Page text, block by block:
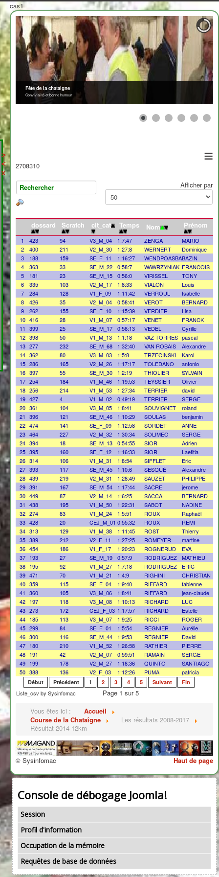
cas1
Fête de la chataigne
Convivialité et bonne humeur
≡
2708310
Afficher par
dossard Scratch clt_cat Temps Nom Prénom
1 423 94 V3_M_04 1:7:47 ZENGA
MARIO
2
400 211 V2_M_30 1:27:8 WERNERT
Dominique
3
188 159 SE_F_11 1:16:27 WENDPOASBABAZIN
4
363 33 SE_M_22 0:58:7 WAWRZYNIAK FRANCOIS
5
181 23 SE_M_15 0:56:0 VIRISSEL
TONY
6
335 103 V2_M_17 1:8:33 VIALON
Louis
7
284 128 V1_F_09 1:11:42 VERROUL
Isabelle
8
426 35 V2_M_04 0:58:41 VEROT
BERNARD
9
262 155 SE_F_10 1:15:39 VERDIER
Lisa
10 416 28 V1_M_07 0:57:17 VENET
FRANCK
11
399 25 SE_M_17 0:56:13 VEDEL
Cyrille
12 398 50 V1_M_13 1:1:18 VAZ TORRES pascal
13 277 232 SE_M_68 1:32:40 VAN ROBAIS
Alexandre
14 362 80 V3_M_03 1:5:8 TRZECINSKI
Karol
15 286 165 V2_M_26 1:17:17 TOLEDANO
antonio
16 397 55 SE_M_30 1:2:19 THIOLIER
SYLVAIN
17 254 184 V1_M_46 1:19:53 TEYSSIER
Olivier
18 256 214 V1_M_53 1:27:34 TERRIER
david
19 427 4 V1_M_02 0:49:19 TERRIER
SERGE
20 361 104 V3_M_05 1:8:41 SOUVIGNET
roland
21
396 121 SE_M_46 1:10:29 SOULAS
benjamin
22 474 141 SE_F_09 1:12:58 SORDET
ANNE
23 464 227 V2_M_32 1:30:34 SOLIMEO
SERGE
24 394 18 SE_M_13 0:54:55 SIOR
Adrien
25 395 160 SE_F_12 1:16:33 SIOR
Laetitia
26 314 106 V1_M_31 1:8:54 SIFFLET
Eric
27 393 117 SE_M_45 1:10:6 SESQUÉ
Alexandre
28 439 219 V2_M_31 1:28:49 SAUZET
PHILIPPE
29 391 167 SE_M_54 1:17:44 SACRE
jerome
30 449 87 V2_M_14 1:6:25 SACCA
BERNARD
31
438 195 V1_M_50 1:22:31 SABOT
NADINE
32 274 83 V1_M_24 1:5:51 ROUX
Raphaël
33 428 20 CEJ_M_01 0:55:32 ROUX
REMI
34 313 129 V1_M_38 1:11:45 ROST
Thierry
35 389 212 V2_F_11 1:27:25 ROMEYER
martine
36 454 186 V1_F_17 1:20:23 ROGNERUD
EVA
37 193 27 SE_M_19 0:57:9 RODRIGUEZ
MATHIEU
38 195 92 V1_M_27 1:7:18 RODRIGUEZ
ERIC
39 471 70 V1_M_21 1:4:9 RIGHINI
CHRISTIAN
40 359 115 SE_F_04 1:9:40 RIFFARD
fabienne
41
360 105 V3_M_06 1:8:41 RIFFARD
jean-claude
42 197 118 V3_M_08 1:10:13 RICHARD
LUC
43 273 172 CEJ_F_03 1:17:57 RICHARD
Estelle
44 185 113 V3_M_07 1:9:25 RICCI
ROGER
45 299 84 SE_F_01 1:5:54 REGNIER
Aurélie
46 300 116 SE_M_44 1:9:53 REGNIER
David
47 180 210 V1_M_52 1:26:58 RATHIER
PIERRE
48 191 42 V2_M_07 0:59:51 RAMAIN
SERGE
49 199 178 V2_M_27 1:18:36 QUINTO
SANTIAGO
50 388 136 V2_F_03 1:12:26 PUMA patricia
Début Précédent 1 2 3 4 5 Suivant Fin
Liste_csv by Sysinfomac
Page 1 sur 5
Vous êtes ici :
Accueil
Course de la Chataîgne
Les résultats 2008-2017
Résultat 2014 12km
Haut de page
© Sysinfomac
Console de débogage Joomla!
Session
Profil d'information
Occupation de la mémoire
Requêtes de base de données
>
<
x